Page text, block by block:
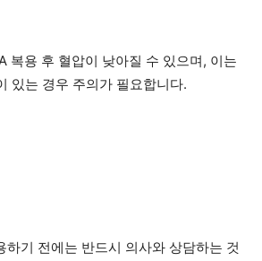
복용 후 혈압이 낮아질 수 있으며, 이는
있는 경우 주의가 필요합니다.
하기 전에는 반드시 의사와 상담하는 것